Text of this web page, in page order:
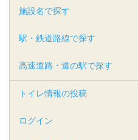
施設名で探す
駅・鉄道路線で探す
高速道路・道の駅で探す
トイレ情報の投稿
ログイン